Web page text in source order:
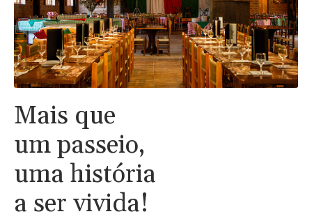
Mais que
um passeio,
uma história
a ser vivida!